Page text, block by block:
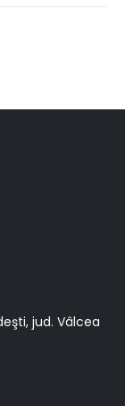
jud. Vâlcea